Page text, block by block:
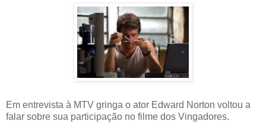
Em entrevista à MTV gringa o ator Edward Norton voltou a
falar sobre sua participação no filme dos Vingadores.